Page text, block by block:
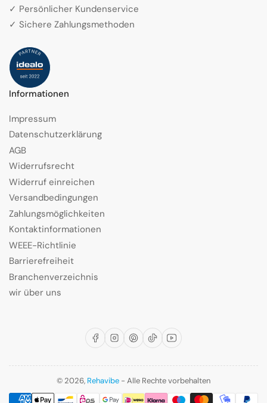
✓ Persönlicher Kundenservice
✓ Sichere Zahlungsmethoden
Informationen
Impressum
Datenschutzerklärung
AGB
Widerrufsrecht
Widerruf einreichen
Versandbedingungen
Zahlungsmöglichkeiten
Kontaktinformationen
WEEE-Richtlinie
Barrierefreiheit
Branchenverzeichnis
wir über uns
FacebookInstagram
Pinterest
TikTokYouTube
© 2026, Rehavibe - Alle Rechte vorbehalten
Zahlungsmethoden